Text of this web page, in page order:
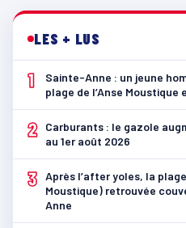
LES + LUS
1
Sainte-Anne : un jeune
plage de l’Anse Moustique
2
Carburants : le gazole
au 1er août 2026
3 Après l’after yoles, la
Moustique) retrouvée
Anne